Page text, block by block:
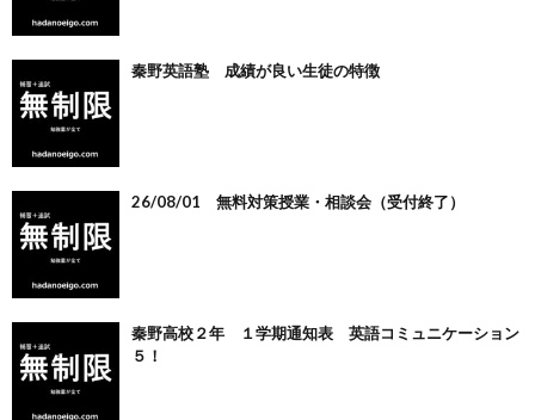
秦野英語塾 成績が良い生徒の特徴
26/08/01 無料対策授業・相談会（受付終了）
秦野高校２年 １学期通知表 英語コミュニケーション
５！